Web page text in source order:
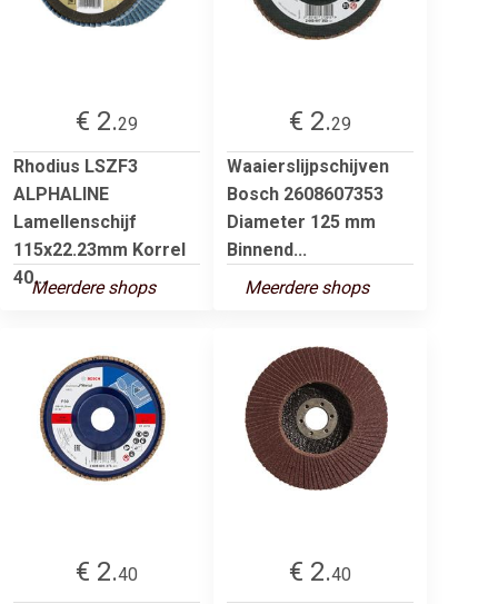
€ 2.29
Rhodius LSZF3
ALPHALINE
Lamellenschijf
115x22.23mm Korrel
40...Meerdere shops
€ 2.29
Waaierslijpschijven
Bosch 2608607353
Diameter 125 mm
Binnend...
Meerdere shops
€ 2.40
€ 2.40